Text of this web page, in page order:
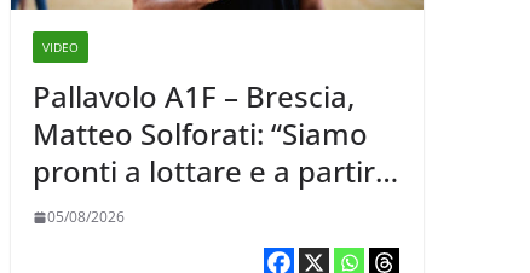
VIDEO
Pallavolo A1F – Brescia,
Matteo Solforati: “Siamo
pronti a lottare e a partire
carichi sin dal primo
05/08/2026